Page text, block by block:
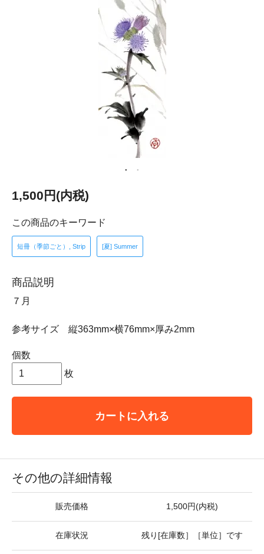
1,500円(内税)
この商品のキーワード
短冊（季節ごと）, Strip [夏] Summer
商品説明
７月
参考サイズ 縦363mm×横76mm×厚み2mm
個数
枚
カートに入れる
その他の詳細情報
販売価格 1,500円(内税)
在庫状況 残り[在庫数］［単位］です